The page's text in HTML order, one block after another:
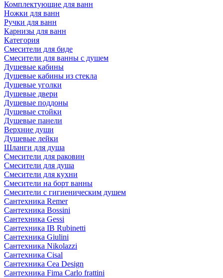
Комплектующие для ванн
Ножки для ванн
Ручки для ванн
Карнизы для ванн
Категория
Смесители для биде
Смесители для ванны с душем
Душевые кабины
Душевые кабины из стекла
Душевые уголки
Душевые двери
Душевые поддоны
Душевые стойки
Душевые панели
Верхние души
Душевые лейки
Шланги для душа
Смесители для раковин
Смесители для душа
Смесители для кухни
Смесители на борт ванны
Смесители с гигиеническим душем
Сантехника Remer
Сантехника Bossini
Сантехника Gessi
Сантехника IB Rubinetti
Сантехника Giulini
Сантехника Nikolazzi
Сантехника Cisal
Сантехника Cea Design
Сантехника Fima Carlo frattini